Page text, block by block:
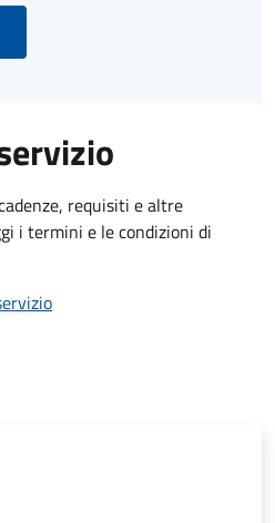
requisiti e altre
i termini e le condizioni di